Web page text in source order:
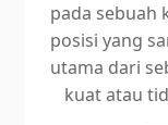
pada sebuah
posisi yang
utama dari
kuat atau